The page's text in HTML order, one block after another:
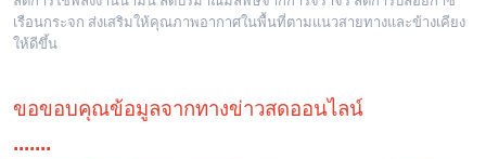
เรือนกระจก ส่งเสริมให้คุณภาพอากาศในพื้นที่ตามแนวสายทางและข้างเคียง
ให้ดีขึ้น
ขอขอบคุณข้อมูลจากทางข่าวสดออนไลน์
.......